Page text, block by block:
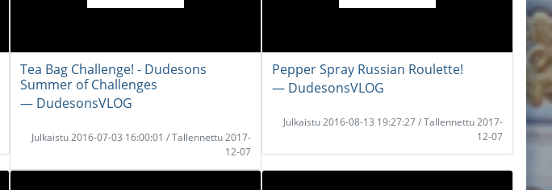
Tea Bag Challenge! - Dudesons
Summer of Challenges
― DudesonsVLOG
Julkaistu 2016-07-03 16:00:01 / Tallennettu 2017-
12-07
Pepper Spray Russian Roulette!
― DudesonsVLOG
Julkaistu 2016-08-13 19:27:27 / Tallennettu 2017-
12-07